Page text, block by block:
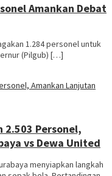
Amankan Debat
1.284 personel untuk
(Pilgub) […]
2.503 Personel,
vs Dewa United
menyiapkan langkah